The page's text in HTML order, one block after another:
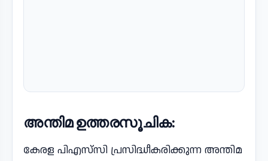
അന്തിമ ഉത്തരസൂചിക:
കേരള പിഎസ്‌സി പ്രസിദ്ധീകരിക്കുന്ന അന്തിമ